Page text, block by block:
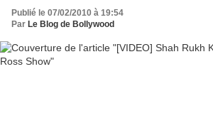
Publié le 07/02/2010 à 19:54
Par Le Blog de Bollywood